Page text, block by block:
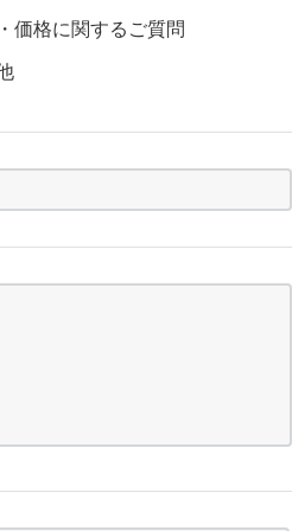
価格に関するご質問